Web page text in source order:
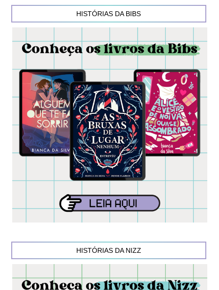
HISTÓRIAS DA BIBS
HISTÓRIAS DA NIZZ